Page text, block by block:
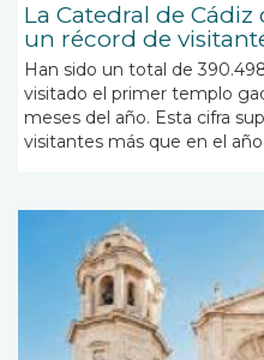
La Catedral de
un récord de
Han sido un total de
visitado el primer templo
meses del año. Esta cifra
visitantes más que en el año